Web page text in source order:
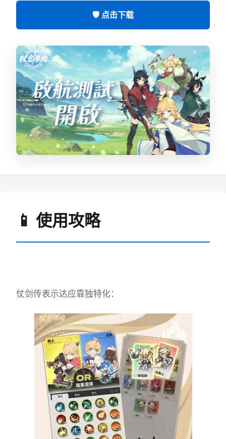
🛡️ 点击下载
📱 使用攻略
仗剑传表示达应靠独特化：